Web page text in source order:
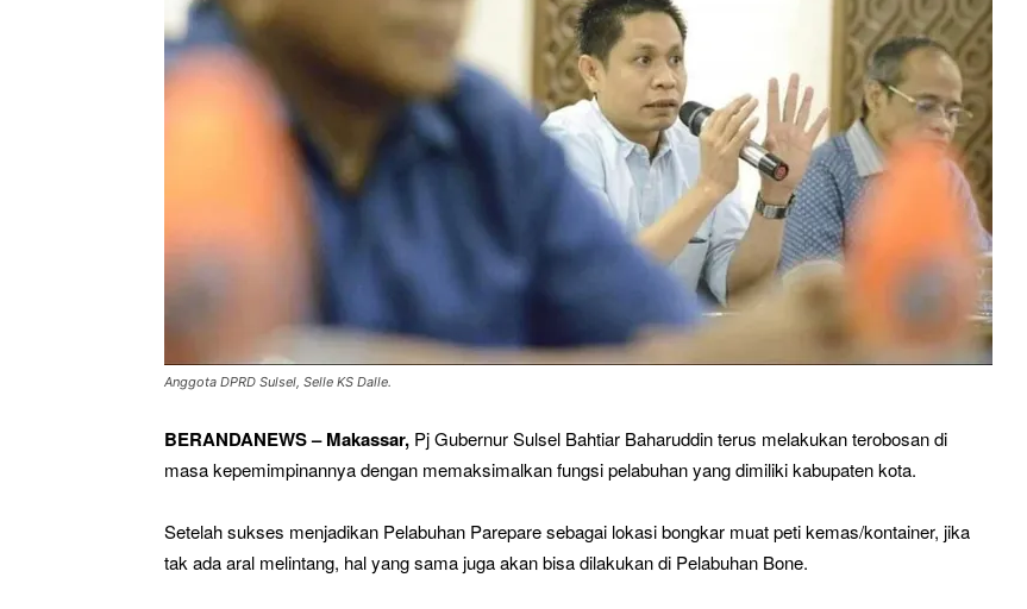
Anggota DPRD Sulsel, Selle KS Dalle.
BERANDANEWS – Makassar, Pj Gubernur Sulsel Bahtiar Baharuddin terus melakukan terobosan di
masa kepemimpinannya dengan memaksimalkan fungsi pelabuhan yang dimiliki kabupaten kota.
Setelah sukses menjadikan Pelabuhan Parepare sebagai lokasi bongkar muat peti kemas/kontainer, jika
tak ada aral melintang, hal yang sama juga akan bisa dilakukan di Pelabuhan Bone.